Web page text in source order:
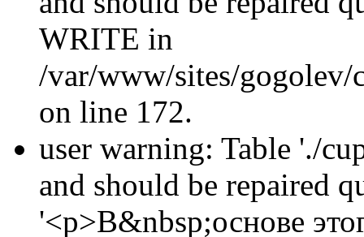
WRITE in
/var/www/sites/gogolev/
on line 172.
user warning: Table './
and should be repaired
'<p>В&nbsp;основе